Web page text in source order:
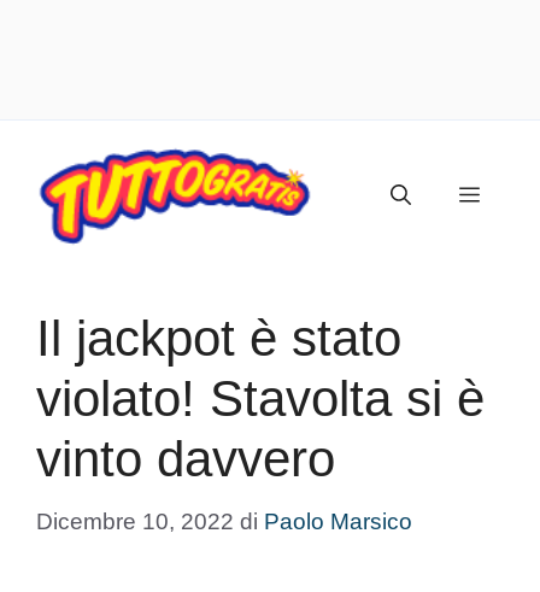
contenuto
Menu
Il jackpot è stato
violato! Stavolta si è
vinto davvero
Dicembre 10, 2022 di Paolo Marsico